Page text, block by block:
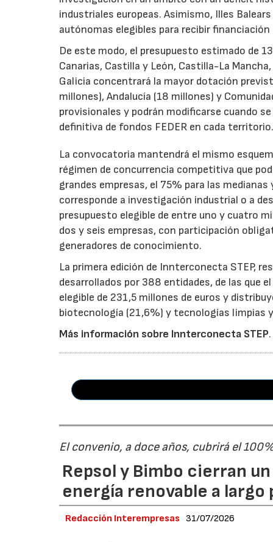
industriales europeas. Asimismo, Illes
autónomas elegibles para recibir
De este modo, el presupuesto estimado de
Canarias, Castilla y León, Castilla-La
Galicia concentrará la mayor dotación
millones), Andalucía (18 millones) y
provisionales y podrán modificarse cuando
definitiva de fondos FEDER en cada
La convocatoria mantendrá el mismo
régimen de concurrencia competitiva que
grandes empresas, el 75% para las
corresponde a investigación industrial o a
presupuesto elegible de entre uno y cuatro
dos y seis empresas, con participación
generadores de conocimiento.
La primera edición de Innterconecta STEP,
desarrollados por 388 entidades, de las que
elegible de 231,5 millones de euros y
biotecnología (21,6%) y tecnologías limpias
Más información sobre Innterconecta STEP.
El convenio, a doce años, cubrirá el
Repsol y Bimbo cierran
energía renovable a largo
Redacción Interempresas 31/07/2026